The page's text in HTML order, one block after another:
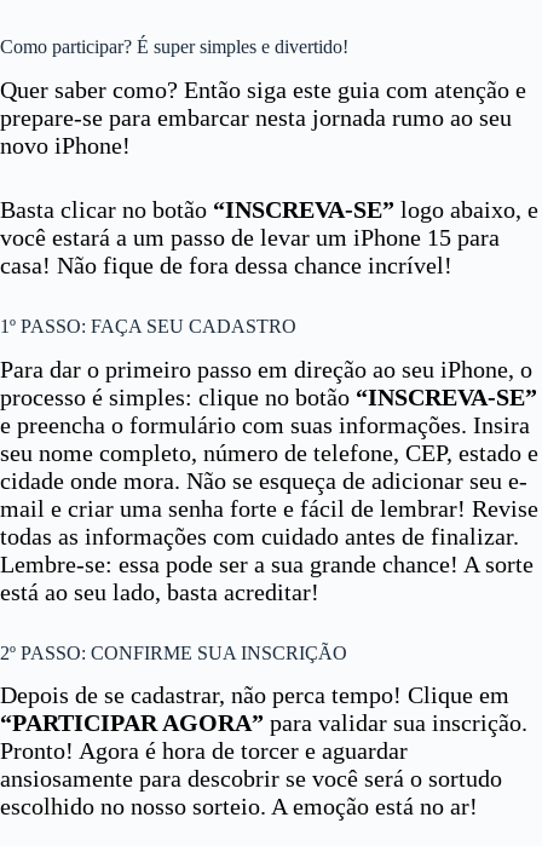
Como participar? É super simples e divertido!
Quer saber como? Então siga este guia com atenção e
prepare-se para embarcar nesta jornada rumo ao seu
novo iPhone!
Basta clicar no botão “INSCREVA-SE” logo abaixo, e
você estará a um passo de levar um iPhone 15 para
casa! Não fique de fora dessa chance incrível!
1º PASSO: FAÇA SEU CADASTRO
Para dar o primeiro passo em direção ao seu iPhone, o
processo é simples: clique no botão “INSCREVA-SE”
e preencha o formulário com suas informações. Insira
seu nome completo, número de telefone, CEP, estado e
cidade onde mora. Não se esqueça de adicionar seu e-
mail e criar uma senha forte e fácil de lembrar! Revise
todas as informações com cuidado antes de finalizar.
Lembre-se: essa pode ser a sua grande chance! A sorte
está ao seu lado, basta acreditar!
2º PASSO: CONFIRME SUA INSCRIÇÃO
Depois de se cadastrar, não perca tempo! Clique em
“PARTICIPAR AGORA” para validar sua inscrição.
Pronto! Agora é hora de torcer e aguardar
ansiosamente para descobrir se você será o sortudo
escolhido no nosso sorteio. A emoção está no ar!